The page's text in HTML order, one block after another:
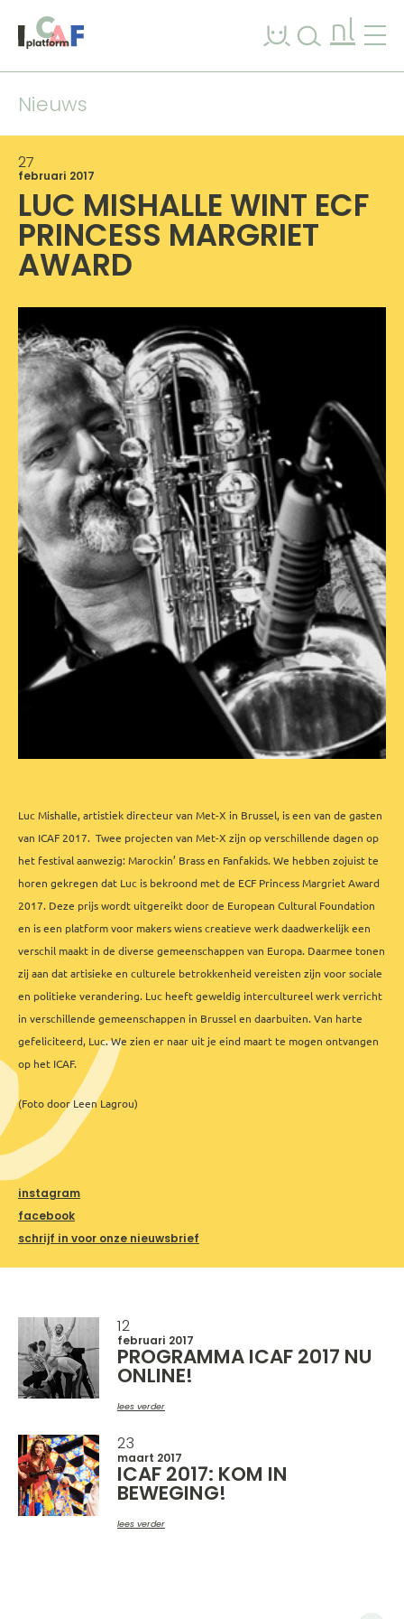
nl
Nieuws
27
februari 2017
LUC MISHALLE WINT ECF
PRINCESS MARGRIET
AWARD
Luc Mishalle, artistiek directeur van Met-X in Brussel, is een van de gasten
van ICAF 2017. Twee projecten van Met-X zijn op verschillende dagen op
het festival aanwezig: Marockin’ Brass en Fanfakids. We hebben zojuist te
horen gekregen dat Luc is bekroond met de ECF Princess Margriet Award
2017. Deze prijs wordt uitgereikt door de European Cultural Foundation
en is een platform voor makers wiens creatieve werk daadwerkelijk een
verschil maakt in de diverse gemeenschappen van Europa. Daarmee tonen
zij aan dat artisieke en culturele betrokkenheid vereisten zijn voor sociale
en politieke verandering. Luc heeft geweldig intercultureel werk verricht
in verschillende gemeenschappen in Brussel en daarbuiten. Van harte
gefeliciteerd, Luc. We zien er naar uit je eind maart te mogen ontvangen
op het ICAF.
(Foto door Leen Lagrou)
instagram
facebook
schrijf in voor onze nieuwsbrief
12
februari 2017
PROGRAMMA ICAF 2017 NU
ONLINE!
lees verder
23
maart 2017
ICAF 2017: KOM IN
BEWEGING!
lees verder